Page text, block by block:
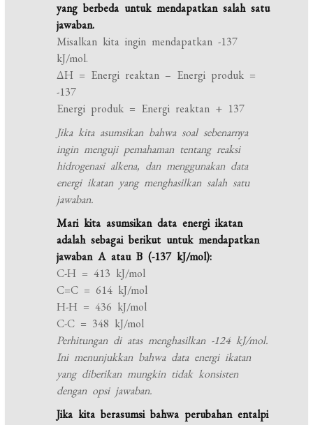
yang berbeda untuk mendapatkan salah satu
jawaban.
Misalkan kita ingin mendapatkan -137
kJ/mol.
ΔH = Energi reaktan – Energi produk =
-137
Energi produk = Energi reaktan + 137
Jika kita asumsikan bahwa soal sebenarnya
ingin menguji pemahaman tentang reaksi
hidrogenasi alkena, dan menggunakan data
energi ikatan yang menghasilkan salah satu
jawaban.
Mari kita asumsikan data energi ikatan
adalah sebagai berikut untuk mendapatkan
jawaban A atau B (-137 kJ/mol):
C-H = 413 kJ/mol
C=C = 614 kJ/mol
H-H = 436 kJ/mol
C-C = 348 kJ/mol
Perhitungan di atas menghasilkan -124 kJ/mol.
Ini menunjukkan bahwa data energi ikatan
yang diberikan mungkin tidak konsisten
dengan opsi jawaban.
Jika kita berasumsi bahwa perubahan entalpi